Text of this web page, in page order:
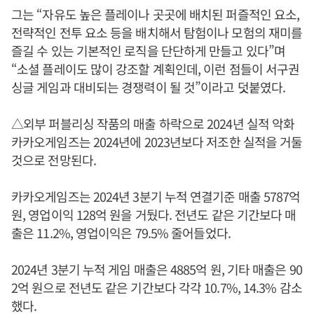
그는 “자유도 높은 플레이나 곳곳에 배치된 퍼즐적인 요소,
전략적인 전투 요소 등을 배치해서 탐험이나 모험의 재미를
즐길 수 있는 기본적인 로직을 단단하게 만들고 있다”며
“소셜 플레이도 많이 강조할 계획인데, 이런 점들이 서구권
싱글 게임과 대비되는 경쟁력이 될 것”이라고 덧붙였다.
△외부 퍼블리싱 작품의 매출 하락으로 2024년 실적 악화
카카오게임즈는 2024년에 2023년보다 저조한 실적을 거둘
것으로 전망된다.
카카오게임즈는 2024년 3분기 누적 연결기준 매출 5787억
원, 영업이익 128억 원을 거뒀다. 전년도 같은 기간보다 매
출은 11.2%, 영업이익은 79.5% 줄어들었다.
2024년 3분기 누적 게임 매출은 4885억 원, 기타 매출은 90
2억 원으로 전년도 같은 기간보다 각각 10.7%, 14.3% 감소
했다.